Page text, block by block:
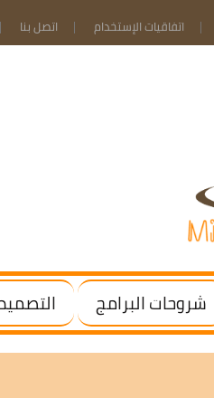
اتفاقيات الإستخدام اتصل بنا
شروحات البرامج